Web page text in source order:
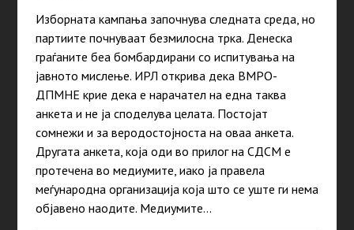
Изборната кампања започнува следната среда, но
партиите почнуваат безмилосна трка. Денеска
граѓаните беа бомбардирани со испитувања на
јавното мислење. ИРЛ открива дека ВМРО-
ДПМНЕ крие дека е нарачател на една таква
анкета и не ја споделува целата. Постојат
сомнежи и за веродостојноста на оваа анкета.
Другата анкета, која оди во прилог на СДСМ е
протечена во медиумите, иако ја правела
меѓународна организација која што се уште ги нема
објавено наодите. Медиумите…